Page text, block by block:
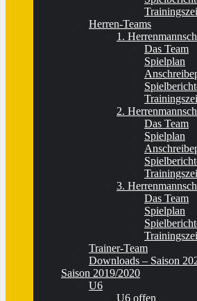
Herren-Teams
1.
Das Team
Spielplan
2.
Das Team
Spielplan
3.
Das Team
Spielplan
Trainer-Team
Downloads – Saison
Saison 2019/2020
U6
U6 offen